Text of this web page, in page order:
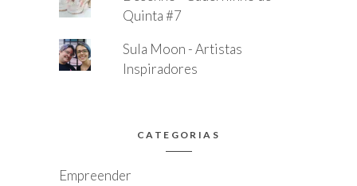
Quinta #7
Sula Moon - Artistas
Inspiradores
CATEGORIAS
Empreender